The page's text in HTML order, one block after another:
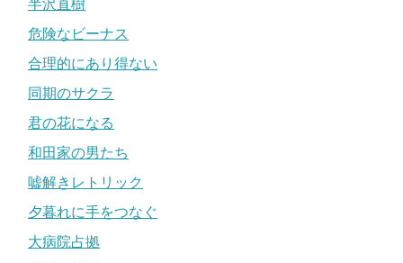
半沢直樹
危険なビーナス
合理的にあり得ない
同期のサクラ
君の花になる
和田家の男たち
嘘解きレトリック
夕暮れに手をつなぐ
大病院占拠